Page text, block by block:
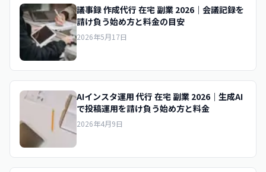
議事録 作成代行 在宅 副業 2026｜会議記録を
請け負う始め方と料金の目安
2026年5月17日
AIインスタ運用 代行 在宅 副業 2026｜生成AI
で投稿運用を請け負う始め方と料金
2026年4月9日